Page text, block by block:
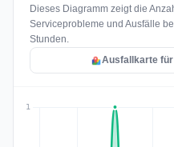
Dieses Diagramm zeigt die
Serviceprobleme und Ausfälle
Stunden.
Ausfallkarte für